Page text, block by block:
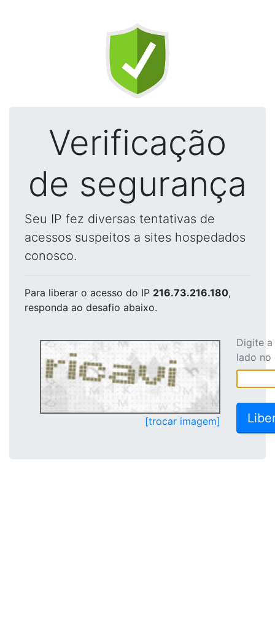
Verificação
de segurança
Seu IP fez diversas tentativas de
acessos suspeitos a sites hospedados
conosco.
Para liberar o acesso do IP 216.73.216.180,
responda ao desafio abaixo.
[trocar imagem]
Digite
lado no